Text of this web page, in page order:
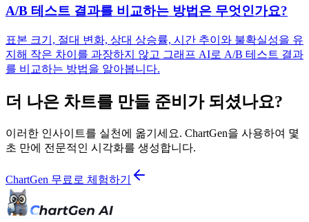
A/B 테스트 결과를 비교하는 방법은 무엇인가요?
표본 크기, 절대 변화, 상대 상승률, 시간 추이와 불확실성을 유
지해 작은 차이를 과장하지 않고 그래프 AI로 A/B 테스트 결과
를 비교하는 방법을 알아봅니다.
더 나은 차트를 만들 준비가 되셨나요?
이러한 인사이트를 실천에 옮기세요. ChartGen을 사용하여 몇
초 만에 전문적인 시각화를 생성합니다.
ChartGen 무료로 체험하기